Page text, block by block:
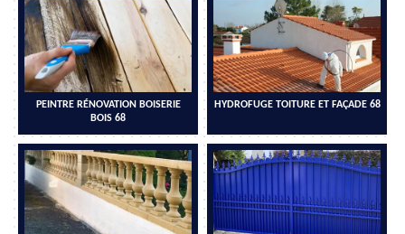
PEINTRE RÉNOVATION BOISERIE
BOIS 68
HYDROFUGE TOITURE ET FAÇADE 68